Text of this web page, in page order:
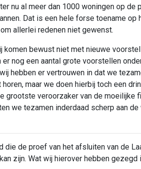
nu al meer dan 1000 woningen op
Dat is een hele forse toename op
allerlei redenen niet gewenst.
bewust niet met nieuwe
nog een aantal grote voorstellen
hebben er vertrouwen in dat we
maar we doen hierbij toch een
grootste veroorzaker van de moeilijke
we tezamen inderdaad scherp aan
de proef van het afsluiten van de
zijn. Wat wij hierover hebben gezegd